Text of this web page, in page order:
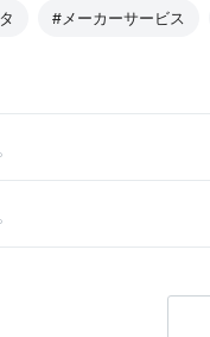
#メーカーサービス